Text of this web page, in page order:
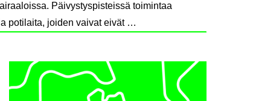
Päivystyspisteissä toimintaa
potilaita, joiden vaivat eivät …